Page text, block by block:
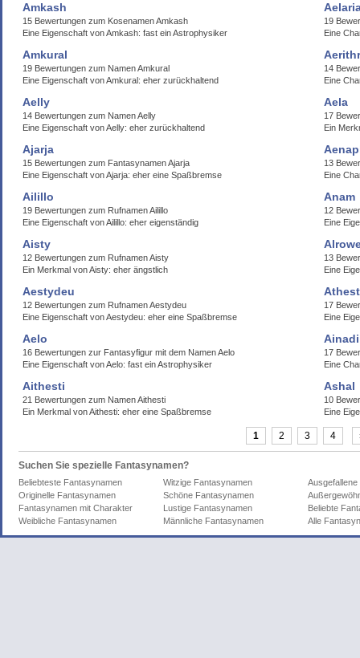
Amkash
15 Bewertungen zum Kosenamen Amkash
Eine Eigenschaft von Amkash: fast ein Astrophysiker
19
Eine
Amkural
19 Bewertungen zum Namen Amkural
Eine Eigenschaft von Amkural: eher zurückhaltend
14
Eine
Aelly
14 Bewertungen zum Namen Aelly
Eine Eigenschaft von Aelly: eher zurückhaltend
Aela
17
Ein
Ajarja
15 Bewertungen zum Fantasynamen Ajarja
Eine Eigenschaft von Ajarja: eher eine Spaßbremse
13
Eine
Ailillo
19 Bewertungen zum Rufnamen Ailillo
Eine Eigenschaft von Ailillo: eher eigenständig
Anam
12
Eine
Aisty
12 Bewertungen zum Rufnamen Aisty
Ein Merkmal von Aisty: eher ängstlich
13
Eine
Aestydeu
12 Bewertungen zum Rufnamen Aestydeu
Eine Eigenschaft von Aestydeu: eher eine Spaßbremse
17
Eine
Aelo
16 Bewertungen zur Fantasyfigur mit dem Namen Aelo
Eine Eigenschaft von Aelo: fast ein Astrophysiker
17
Eine
Aithesti
21 Bewertungen zum Namen Aithesti
Ein Merkmal von Aithesti: eher eine Spaßbremse
Ashal
10
Eine
1 2 3 4
Suchen Sie spezielle Fantasynamen?
Beliebteste Fantasynamen Witzige Fantasynamen
Originelle Fantasynamen
Schöne Fantasynamen
Fantasynamen mit Charakter
Lustige Fantasynamen
Beliebte
Weibliche Fantasynamen
Männliche Fantasynamen Alle